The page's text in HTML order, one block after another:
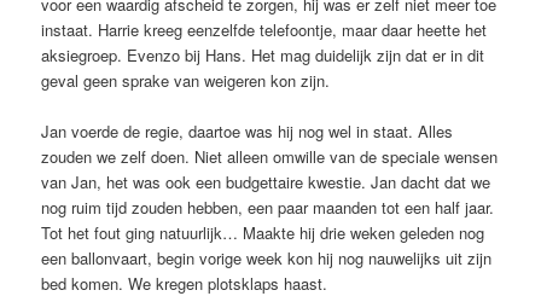
instaat. Harrie kreeg eenzelfde telefoontje, maar daar heette het
aksiegroep. Evenzo bij Hans. Het mag duidelijk zijn dat er in dit
geval geen sprake van weigeren kon zijn.
Jan voerde de regie, daartoe was hij nog wel in staat. Alles
zouden we zelf doen. Niet alleen omwille van de speciale wensen
van Jan, het was ook een budgettaire kwestie. Jan dacht dat we
nog ruim tijd zouden hebben, een paar maanden tot een half jaar.
Tot het fout ging natuurlijk… Maakte hij drie weken geleden nog
een ballonvaart, begin vorige week kon hij nog nauwelijks uit zijn
bed komen. We kregen plotsklaps haast.